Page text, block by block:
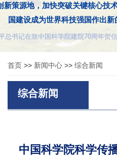
新策源地，加快突破关键核心技
国建设成为世界科技强国作出新
书记在致中国科学院建院70周年贺
首页 >> 新闻中心 >> 综合新闻
综合新闻
中国科学院科学传